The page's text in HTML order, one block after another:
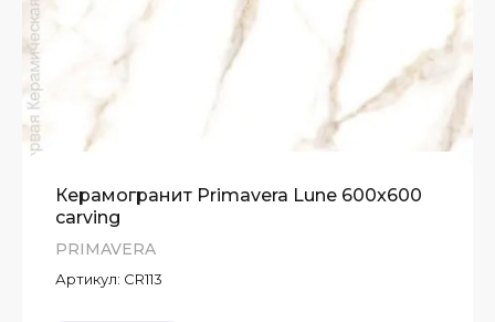
Керамогранит Primavera Lune 600x600
carving
PRIMAVERA
Артикул: CR113